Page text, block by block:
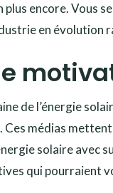
encore. Vous
en évolution
de l’énergie
médias
solaire avec
qui pourraient